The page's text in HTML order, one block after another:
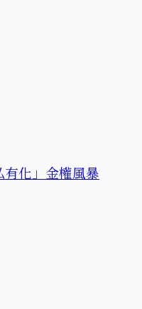
化」金權風暴